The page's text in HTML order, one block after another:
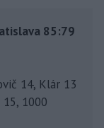
85:79
14, Klár 13
1000